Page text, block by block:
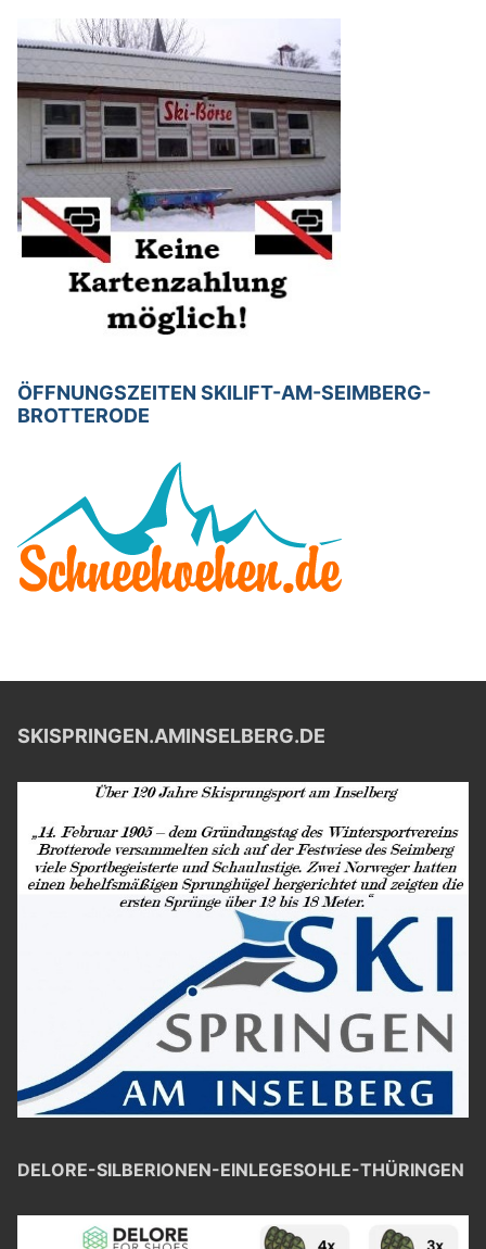
ÖFFNUNGSZEITEN SKILIFT-AM-SEIMBERG-
BROTTERODE
SKISPRINGEN.AMINSELBERG.DE
DELORE-SILBERIONEN-EINLEGESOHLE-THÜRINGEN